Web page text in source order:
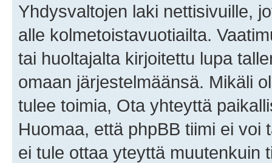
Yhdysvaltojen laki nettisivuille,
alle kolmetoistavuotiailta.
tai huoltajalta kirjoitettu lupa
omaan järjestelmäänsä. Mikäli
tulee toimia, Ota yhteyttä
Huomaa, että phpBB tiimi ei
ei tule ottaa yteyttä muutenkuin